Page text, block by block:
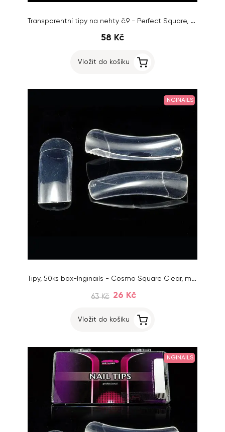
Transparentní tipy na nehty č.9 - Perfect Square, Clear, 50ks
58 Kč
Vložit do košíku
INGINAILS
Tipy, 50ks box-Inginails - Cosmo Square Clear, mix 1-10
63 Kč 26 Kč
Vložit do košíku
INGINAILS